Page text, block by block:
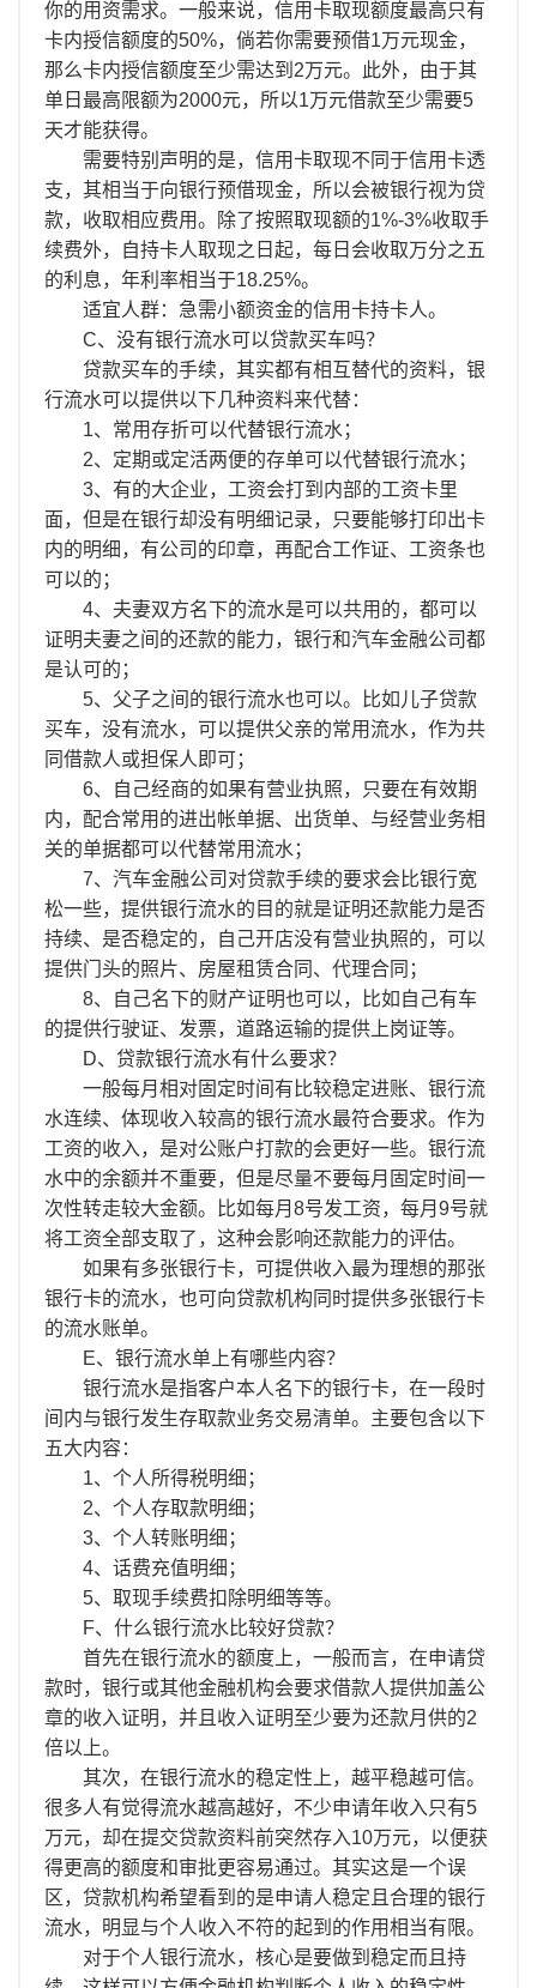
你的用资需求。一般来说，信用卡取现额度最高只有
卡内授信额度的50%，倘若你需要预借1万元现金，
那么卡内授信额度至少需达到2万元。此外，由于其
单日最高限额为2000元，所以1万元借款至少需要5
天才能获得。
需要特别声明的是，信用卡取现不同于信用卡透
支，其相当于向银行预借现金，所以会被银行视为贷
款，收取相应费用。除了按照取现额的1%-3%收取手
续费外，自持卡人取现之日起，每日会收取万分之五
的利息，年利率相当于18.25%。
适宜人群：急需小额资金的信用卡持卡人。
C、没有银行流水可以贷款买车吗？
贷款买车的手续，其实都有相互替代的资料，银
行流水可以提供以下几种资料来代替：
1、常用存折可以代替银行流水；
2、定期或定活两便的存单可以代替银行流水；
3、有的大企业，工资会打到内部的工资卡里
面，但是在银行却没有明细记录，只要能够打印出卡
内的明细，有公司的印章，再配合工作证、工资条也
可以的；
4、夫妻双方名下的流水是可以共用的，都可以
证明夫妻之间的还款的能力，银行和汽车金融公司都
是认可的；
5、父子之间的银行流水也可以。比如儿子贷款
买车，没有流水，可以提供父亲的常用流水，作为共
同借款人或担保人即可；
6、自己经商的如果有营业执照，只要在有效期
内，配合常用的进出帐单据、出货单、与经营业务相
关的单据都可以代替常用流水；
7、汽车金融公司对贷款手续的要求会比银行宽
松一些，提供银行流水的目的就是证明还款能力是否
持续、是否稳定的，自己开店没有营业执照的，可以
提供门头的照片、房屋租赁合同、代理合同；
8、自己名下的财产证明也可以，比如自己有车
的提供行驶证、发票，道路运输的提供上岗证等。
D、贷款银行流水有什么要求？
一般每月相对固定时间有比较稳定进账、银行流
水连续、体现收入较高的银行流水最符合要求。作为
工资的收入，是对公账户打款的会更好一些。银行流
水中的余额并不重要，但是尽量不要每月固定时间一
次性转走较大金额。比如每月8号发工资，每月9号就
将工资全部支取了，这种会影响还款能力的评估。
如果有多张银行卡，可提供收入最为理想的那张
银行卡的流水，也可向贷款机构同时提供多张银行卡
的流水账单。
E、银行流水单上有哪些内容？
银行流水是指客户本人名下的银行卡，在一段时
间内与银行发生存取款业务交易清单。主要包含以下
五大内容：
1、个人所得税明细；
2、个人存取款明细；
3、个人转账明细；
4、话费充值明细；
5、取现手续费扣除明细等等。
F、什么银行流水比较好贷款？
首先在银行流水的额度上，一般而言，在申请贷
款时，银行或其他金融机构会要求借款人提供加盖公
章的收入证明，并且收入证明至少要为还款月供的2
倍以上。
其次，在银行流水的稳定性上，越平稳越可信。
很多人有觉得流水越高越好，不少申请年收入只有5
万元，却在提交贷款资料前突然存入10万元，以便获
得更高的额度和审批更容易通过。其实这是一个误
区，贷款机构希望看到的是申请人稳定且合理的银行
流水，明显与个人收入不符的起到的作用相当有限。
对于个人银行流水，核心是要做到稳定而且持